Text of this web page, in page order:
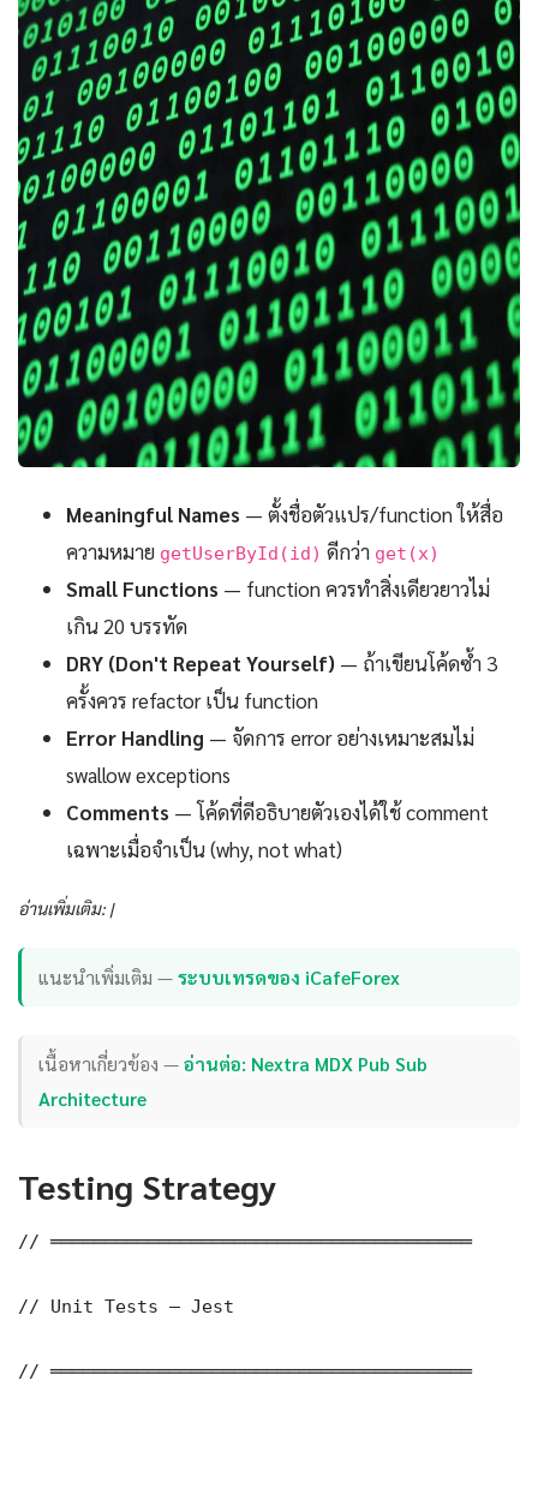
Meaningful Names — ตั้งชื่อตัวแปร/function ให้สื่อ
ความหมาย getUserById(id) ดีกว่า get(x)
Small Functions — function ควรทำสิ่งเดียวยาวไม่
เกิน 20 บรรทัด
DRY (Don't Repeat Yourself) — ถ้าเขียนโค้ดซ้ำ 3
ครั้งควร refactor เป็น function
Error Handling — จัดการ error อย่างเหมาะสมไม่
swallow exceptions
Comments — โค้ดที่ดีอธิบายตัวเองได้ใช้ comment
เฉพาะเมื่อจำเป็น (why, not what)
อ่านเพิ่มเติม: |
แนะนำเพิ่มเติม —ระบบเทรดของ iCafeForex
เนื้อหาเกี่ยวข้อง —อ่านต่อ: Nextra MDX Pub Sub
Architecture
Testing Strategy
// ═══════════════════════════════════════
// Unit Tests — Jest
// ═══════════════════════════════════════